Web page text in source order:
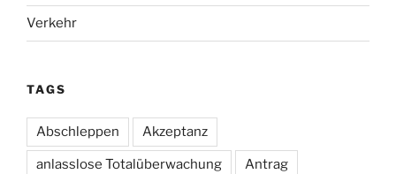
Verkehr
TAGS
Abschleppen Akzeptanz
anlasslose Totalüberwachung Antrag